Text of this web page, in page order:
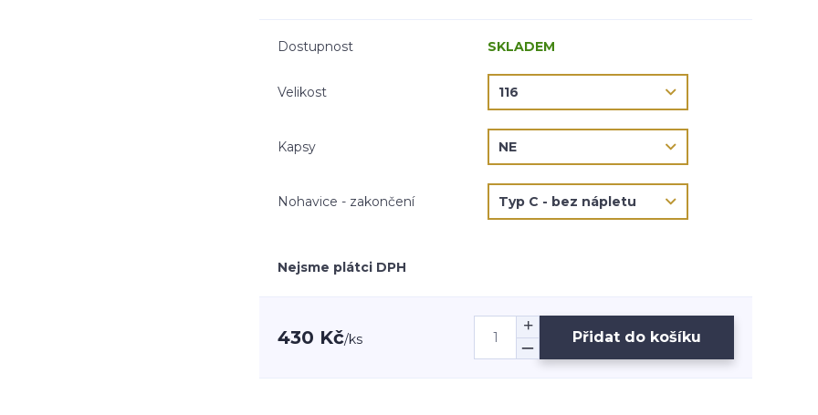
Dostupnost SKLADEM
Velikost
Kapsy
Nohavice - zakončení
Nejsme plátci DPH
430 Kč/ks Přidat do košíku